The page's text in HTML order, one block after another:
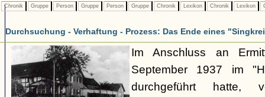
Chronik Gruppe Person Gruppe Person Gruppe Chronik Lexikon Chronik Lexikon
Durchsuchung - Verhaftung - Prozess: Das Ende eines
Im Anschluss an
September 1937 im
durchgeführt hatte,